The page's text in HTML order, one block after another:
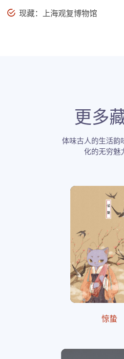
现藏：上海观复博物馆
更多
体味古人的生活韵
化的无穷魅
惊蛰